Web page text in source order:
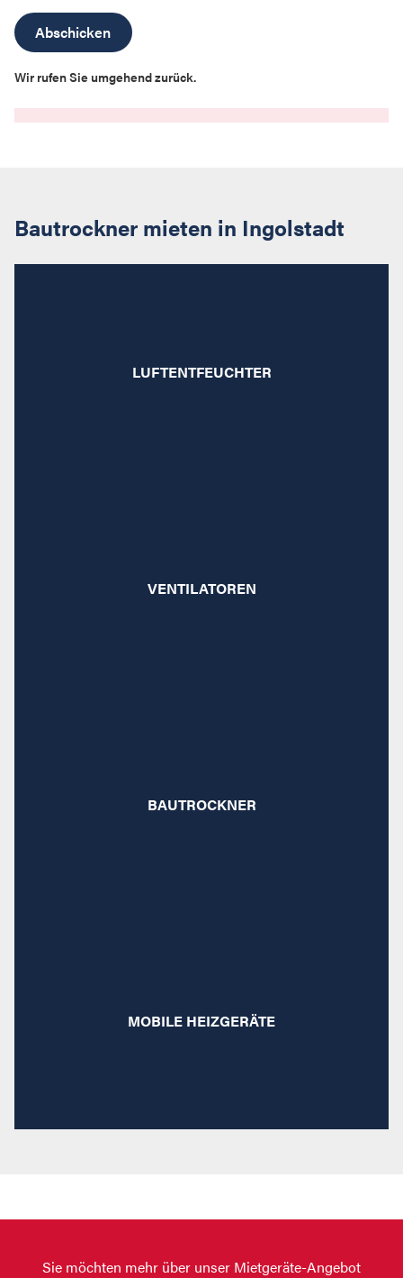
Wir rufen Sie umgehend zurück.
Bautrockner mieten in Ingolstadt
LUFTENTFEUCHTER
in Räumen jeder Größenordnung dank
VENTILATOREN
Mit den leistungsstarken Strobl-Mietventilatoren
BAUTROCKNER
Neubau! Mit unseren Bautrocknern bekommen Sie
MOBILE HEIZGERÄTE
angenehme Temperaturen in einem Zelt oder einer
Halle sorgen müssen – unsere Miettechnik heizt
Sie möchten mehr über unser Mietgeräte-Angebot